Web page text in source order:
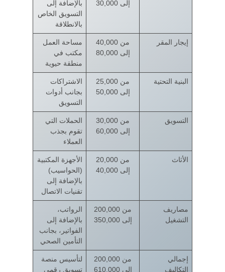
إلى 30,000
بالإضافة إلى
التسويق الخاص
بالانطلاقة
إيجار المقر
من 40,000
إلى 80,000
مساحة العمل
مكتب في
منطقة حيوية
البنية التحتية
من 25,000
إلى 50,000
الاشتراكات
بجانب أدوات
التسويق
التسويق
من 30,000
إلى 60,000
الحملات التي
تقوم بجذب
العملاء
الأثاث
من 20,000
إلى 40,000
الأجهزة المكتبية
(الحواسيب)
بالإضافة إلى
تقنيات الاتصال
مصاريف
التشغيل
من 200,000
إلى 350,000
الرواتب،
بالإضافة إلى
الفواتير، بجانب
التأمين الصحي
إجمالي
التكاليف
من 200,000
إلى 610,000
لتأسيس منصة
تسويق رقمي